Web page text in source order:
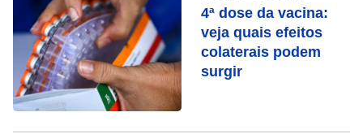
4ª dose da vacina:
veja quais efeitos
colaterais podem
surgir